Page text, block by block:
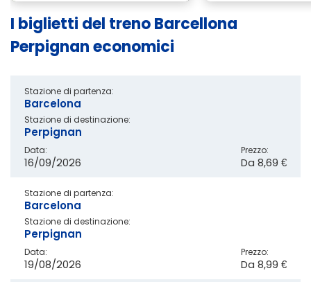
I biglietti del treno Barcellona
Perpignan economici
Stazione di partenza:
Barcelona
Stazione di destinazione:
Perpignan
Data:
16/09/2026
Prezzo:
Da 8,69 €
Stazione di partenza:
Barcelona
Stazione di destinazione:
Perpignan
Data:
19/08/2026
Prezzo:
Da 8,99 €